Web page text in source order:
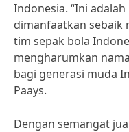
Indonesia. “Ini
dimanfaatkan sebaik
tim sepak bola
mengharumkan
bagi generasi muda
Paays.
Dengan semangat